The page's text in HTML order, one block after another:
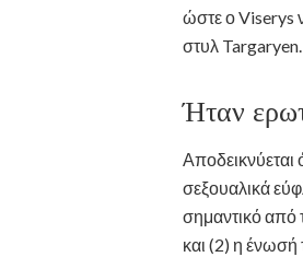
ώστε ο Viserys
στυλ
Ήταν
Αποδεικνύεται
σεξουαλικά
σημαντικό από
και (2) η ένωσή